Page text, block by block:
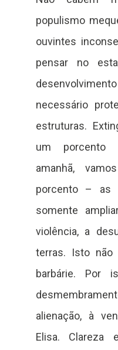
populismo
ouvintes
pensar no
necessário
estruturas.
um porcento
amanhã,
porcento – as
somente
violência, a
terras. Isto não
barbárie. Por
alienação, à
Elisa. Clareza